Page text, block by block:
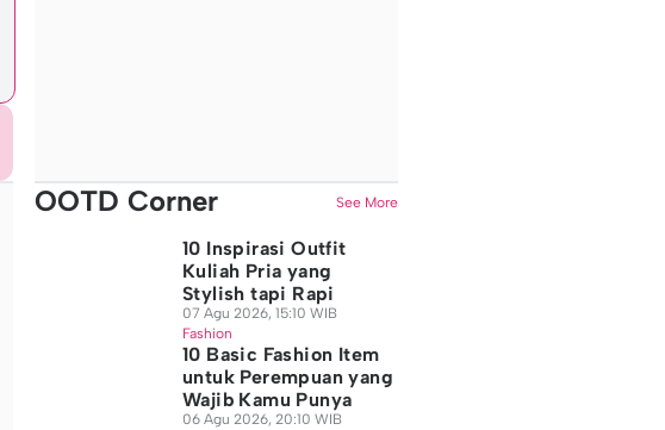
OOTD Corner See More
10 Inspirasi Outfit
Kuliah Pria yang
Stylish tapi Rapi
07 Agu 2026, 15:10 WIB
Fashion
10 Basic Fashion Item
untuk Perempuan yang
Wajib Kamu Punya
06 Agu 2026, 20:10 WIB